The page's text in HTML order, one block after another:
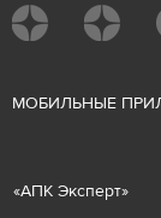
МОБИЛЬНЫЕ
«АПК Эксперт»